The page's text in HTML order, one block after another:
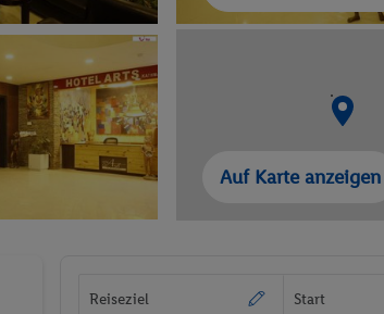
Auf Karte anzeigen
Reiseziel Start